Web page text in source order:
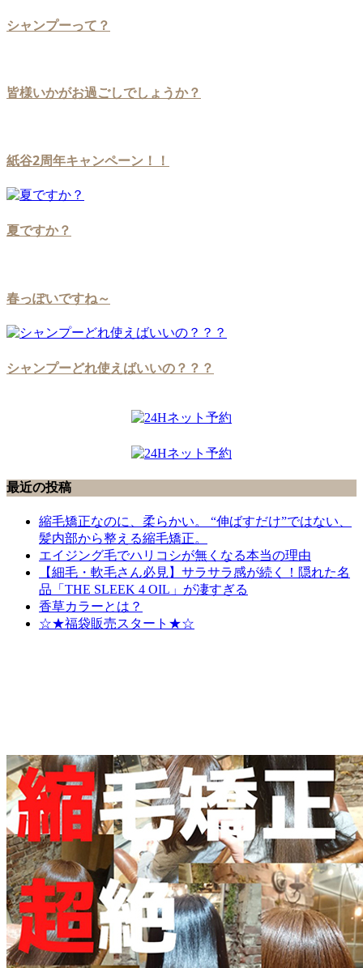
シャンプーって？
皆様いかがお過ごしでしょうか？
紙谷2周年キャンペーン！！
夏ですか？
春っぽいですね～
シャンプーどれ使えばいいの？？？
最近の投稿
縮毛矯正なのに、柔らかい。 “伸ばすだけ”ではない、
髪内部から整える縮毛矯正。
エイジング毛でハリコシが無くなる本当の理由
【細毛・軟毛さん必見】サラサラ感が続く！隠れた名
品「THE SLEEK 4 OIL」が凄すぎる
香草カラーとは？
☆★福袋販売スタート★☆